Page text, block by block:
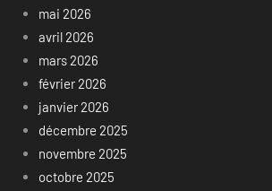
mai 2026
avril 2026
mars 2026
février 2026
janvier 2026
décembre 2025
novembre 2025
octobre 2025